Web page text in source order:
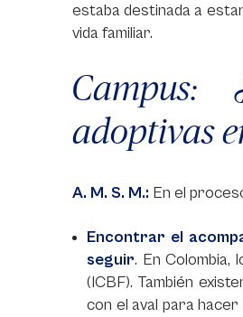
estaba destinada a
vida familiar.
Campus:
adoptivas
A. M. S. M.: En el
Encontrar el
seguir. En Colombia,
(ICBF). También
con el aval para